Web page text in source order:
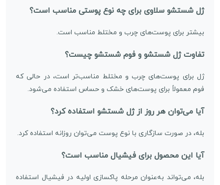
ژل شستشو سلاوی برای چه نوع پوستی مناسب است؟
بیشتر برای پوست‌های چرب و مختلط مناسب است.
تفاوت ژل شستشو و فوم شستشو چیست؟
ژل برای پوست‌های چرب و مختلط مناسب‌تر است، در حالی که
فوم معمولاً برای پوست‌های خشک و حساس استفاده می‌شود.
آیا می‌توان هر روز از ژل شستشو استفاده کرد؟
بله، در صورت سازگاری با نوع پوست می‌توان روزانه استفاده کرد.
آیا این محصول برای فیشیال مناسب است؟
بله، می‌تواند به‌عنوان مرحله پاکسازی اولیه در فیشیال استفاده